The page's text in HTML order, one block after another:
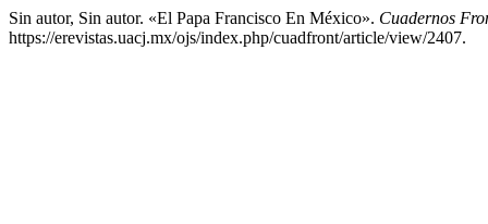
Sin autor, Sin autor. «El Papa Francisco En México». Cuadernos
https://erevistas.uacj.mx/ojs/index.php/cuadfront/article/view/2407.